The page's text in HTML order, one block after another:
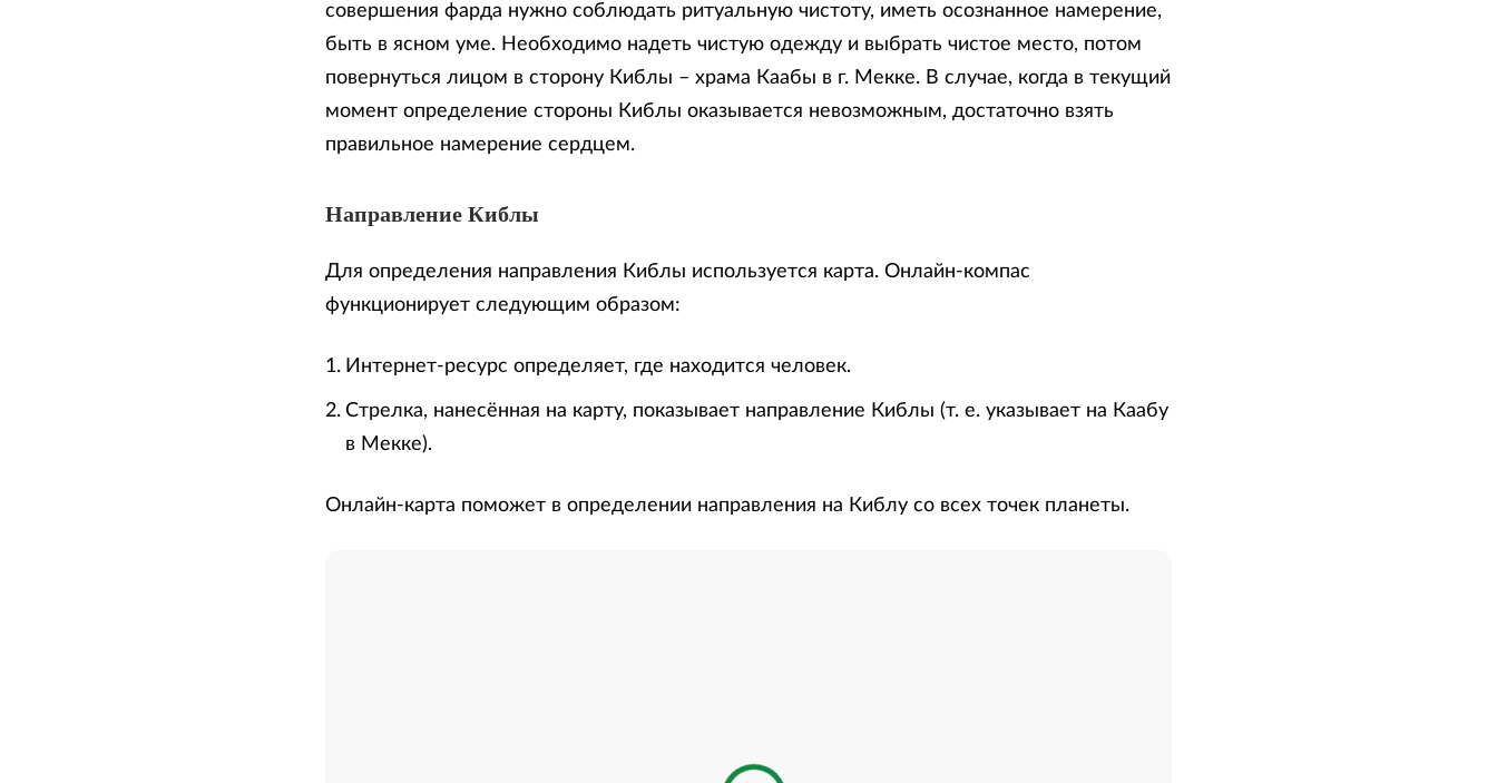
совершения фарда нужно соблюдать ритуальную чистоту, иметь осознанное намерение,
быть в ясном уме. Необходимо надеть чистую одежду и выбрать чистое место, потом
повернуться лицом в сторону Киблы – храма Каабы в г. Мекке. В случае, когда в текущий
момент определение стороны Киблы оказывается невозможным, достаточно взять
правильное намерение сердцем.
Направление Киблы
Для определения направления Киблы используется карта. Онлайн-компас
функционирует следующим образом:
Интернет-ресурс определяет, где находится человек.
Стрелка, нанесённая на карту, показывает направление Киблы (т. е. указывает на Каабу
в Мекке).
Онлайн-карта поможет в определении направления на Киблу со всех точек планеты.